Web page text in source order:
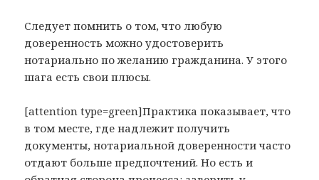
Следует помнить о том, что любую
доверенность можно удостоверить
нотариально по желанию гражданина. У этого
шага есть свои плюсы.
[attention type=green]Практика показывает, что
в том месте, где надлежит получить
документы, нотариальной доверенности часто
отдают больше предпочтений. Но есть и